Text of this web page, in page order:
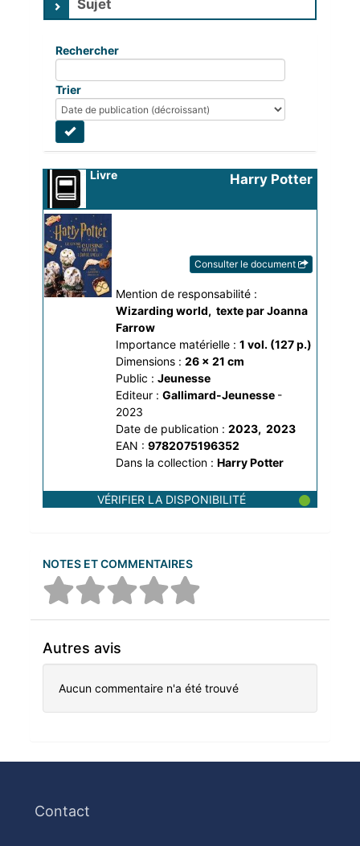
Sujet
Rechercher
Trier
Livre Harry Potter
plus de 40 recettes
inspirées des films
Consulter le document
Mention de responsabilité :
Wizarding world, texte par Joanna
Farrow
Importance matérielle : 1 vol. (127 p.)
Dimensions : 26 x 21 cm
Public : Jeunesse
Editeur : Gallimard-Jeunesse -
2023
Date de publication : 2023, 2023
EAN : 9782075196352
Dans la collection : Harry Potter
VÉRIFIER LA DISPONIBILITÉ
NOTES ET COMMENTAIRES
Autres avis
Aucun commentaire n'a été trouvé
Contact